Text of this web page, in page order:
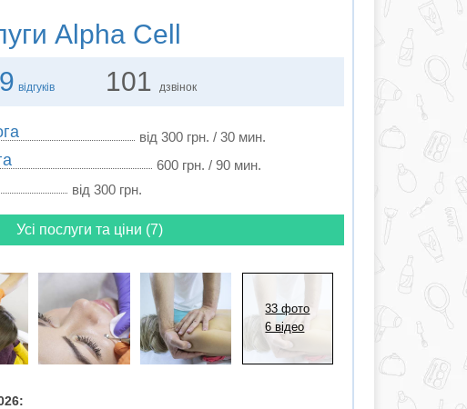
Alpha Cell
9 відгуків 101 дзвінок
від 300 грн. / 30 мин.
600 грн. / 90 мин.
від 300 грн.
Усі послуги та ціни (7)
33 фото
6 відео